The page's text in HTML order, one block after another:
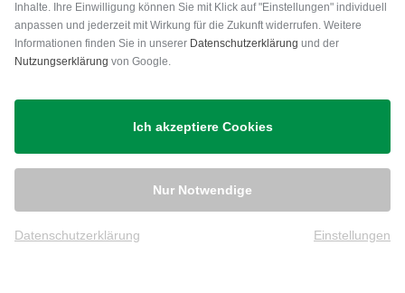
Versand
Inhalte. Ihre Einwilligung können Sie mit Klick auf "Einstellungen" individuell
anpassen und jederzeit mit Wirkung für die Zukunft widerrufen. Weitere
Informationen finden Sie in unserer Datenschutzerklärung und der
Nutzungserklärung von Google.
Ich akzeptiere Cookies
Nur Notwendige
Datenschutzerklärung Einstellungen